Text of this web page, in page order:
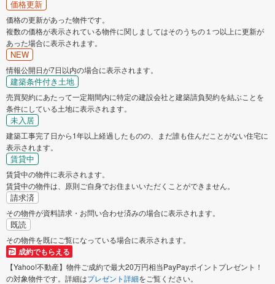
価格更新
価格の更新があった物件です。
複数の価格が表示されている物件に関しましてはそのうちの１つ以上に更新が
あった場合に表示されます。
NEW
情報公開日が7日以内の場合に表示されます。
建築条件付き土地
売買契約にあたって一定期間内に特定の建設会社と建築請負契約を結ぶことを
条件にしている土地に表示されます。
未入居
建築工事完了日から1年以上経過したものの、まだ誰も住んだことがない住宅に
表示されます。
賃貸中
賃貸中の物件に表示されます。
賃貸中の物件は、原則ご自身でお住まいいただくことができません。
請求済
その物件が資料請求・お問い合わせ済みの場合に表示されます。
既読
その物件を既にご覧になっている場合に表示されます。
成約でもらえる
【Yahoo!不動産】物件ご成約で最大20万円相当PayPayポイントプレゼント！
の対象物件です。詳細はプレゼント詳細をご覧ください。